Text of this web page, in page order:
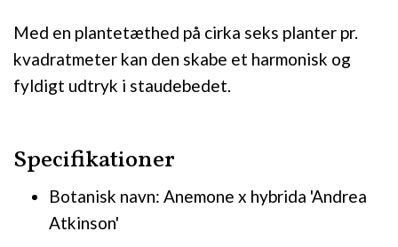
Med en plantetæthed på cirka seks planter pr.
kvadratmeter kan den skabe et harmonisk og
fyldigt udtryk i staudebedet.
Specifikationer
Botanisk navn: Anemone x hybrida 'Andrea
Atkinson'